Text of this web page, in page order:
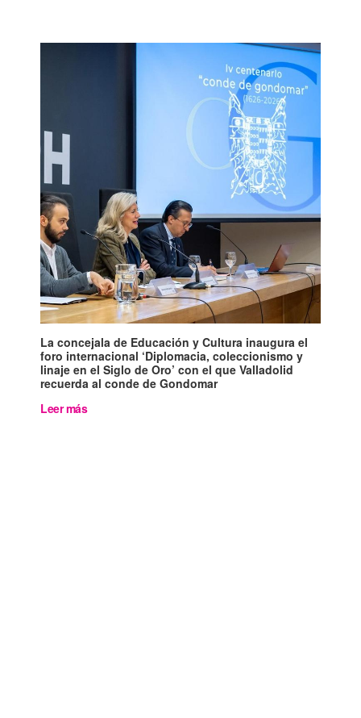
La concejala de Educación y Cultura inaugura el
foro internacional ‘Diplomacia, coleccionismo y
linaje en el Siglo de Oro’ con el que Valladolid
recuerda al conde de Gondomar
Leer más